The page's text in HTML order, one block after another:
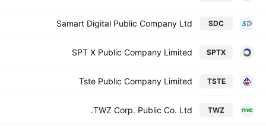
SDC
Samart Digital Public Company Ltd
SPTX
SPT X Public Company Limited
TSTE
Tste Public Company Limited
TWZ
TWZ Corp. Public Co. Ltd.